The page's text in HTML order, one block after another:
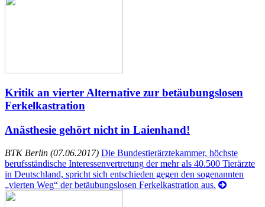
Kritik an vierter Alternative zur betäubungslosen
Ferkelkastration
Anästhesie gehört nicht in Laienhand!
BTK Berlin (07.06.2017) Die Bundestierärztekammer, höchste
berufsständische Interessenvertretung der mehr als 40.500 Tierärzte
in Deutschland, spricht sich entschieden gegen den sogenannten
„vierten Weg“ der betäubungslosen Ferkelkastration aus.